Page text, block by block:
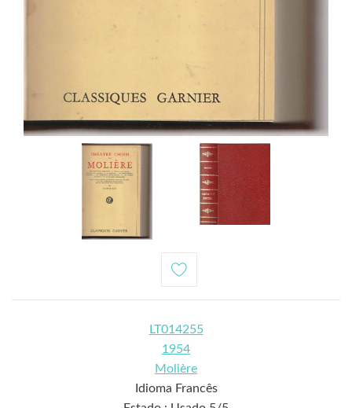
LT014255
1954
Molière
Idioma Francês